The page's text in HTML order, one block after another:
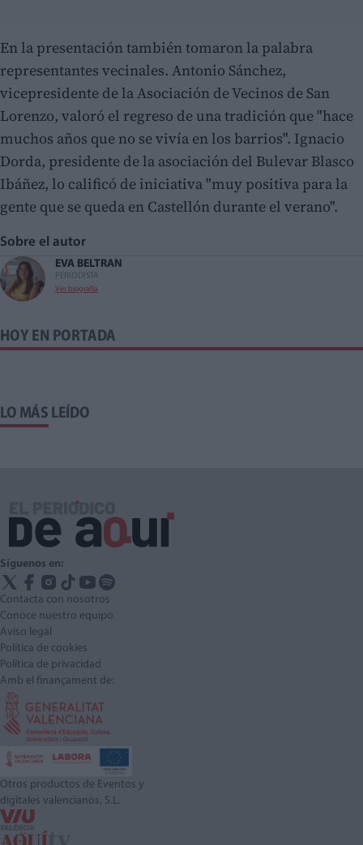
En la presentación también tomaron la palabra
representantes vecinales. Antonio Sánchez,
vicepresidente de la Asociación de Vecinos de San
Lorenzo, valoró el regreso de una tradición que "hace
muchos años que no se vivía en los barrios". Ignacio
Dorda, presidente de la asociación del Bulevar Blasco
Ibáñez, lo calificó de iniciativa "muy positiva para la
gente que se queda en Castellón durante el verano".
Sobre el autor
EVA BELTRAN
PERIODISTA
Ver biografía
HOY EN PORTADA
LO MÁS LEÍDO
Síguenos en:
Contacta con nosotros
Conoce nuestro equipo
Aviso legal
Política de cookies
Política de privacidad
Amb el finançament de:
Otros productos de Eventos y
digitales valencianos, S.L.